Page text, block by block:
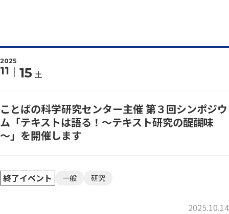
2025
11 15 土
ことばの科学研究センター主催 第３回シンポジウ
ム「テキストは語る！～テキスト研究の醍醐味
～」を開催します
終了イベント 一般 研究
2025.10.14